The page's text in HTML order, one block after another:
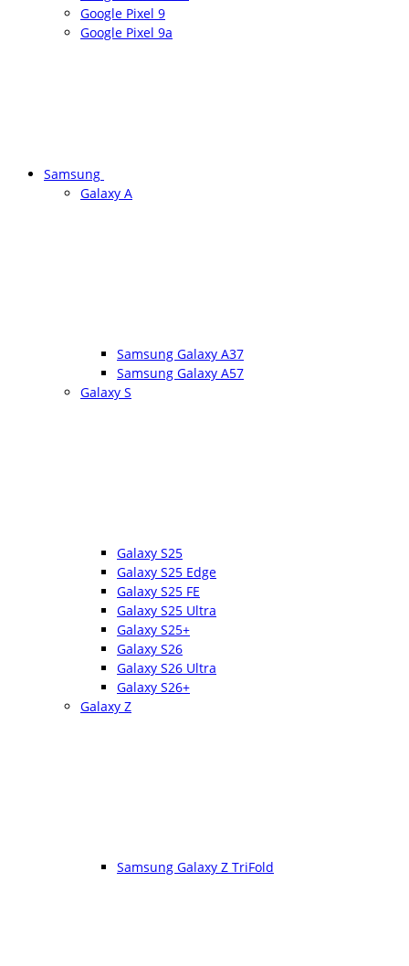
Google Pixel 9
Google Pixel 9a
Samsung
Galaxy A
Samsung Galaxy A37
Samsung Galaxy A57
Galaxy S
Galaxy S25
Galaxy S25 Edge
Galaxy S25 FE
Galaxy S25 Ultra
Galaxy S25+
Galaxy S26
Galaxy S26 Ultra
Galaxy S26+
Galaxy Z
Samsung Galaxy Z TriFold